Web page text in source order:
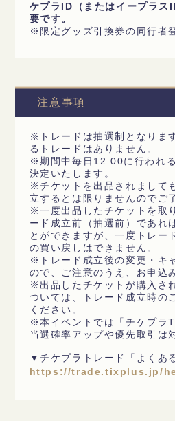
ケプラID（またはイープラス
要です。
※限定グッズ引換券の同行者
注意事項
※トレードは抽選制となりま
るトレードはありません。
※期間中毎日12:00に行われ
決定いたします。
※チケットを出品されまして
立するとは限りませんのでご
※一度出品したチケットを取
ード成立前（抽選前）であれ
とができますが、一度トレー
の買い戻しはできません。
※トレード成立後の変更・キ
ので、ご注意のうえ、お申込
※出品したチケットが購入さ
ついては、トレード成立時の
ください。
※本イベントでは「チケプ
当選確率アップや優先取引は
▼チケプラトレード「よくあ
https://trade.tixplus.jp/